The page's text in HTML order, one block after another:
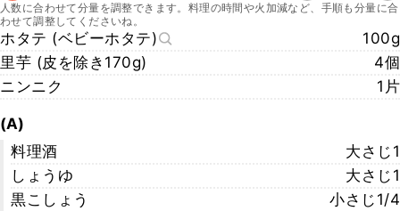
人数に合わせて分量を調整できます。料理の時間や火加減など、手順も分量に合
わせて調整してくださいね。
ホタテ (ベビーホタテ)
100g
里芋 (皮を除き170g)
4個
ニンニク
1片
(A)
料理酒
大さじ1
しょうゆ
大さじ1
黒こしょう
小さじ1/4